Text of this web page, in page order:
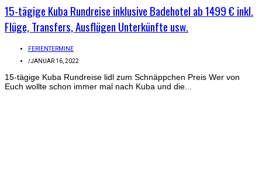
15-tägige Kuba Rundreise inklusive Badehotel ab 1499 € inkl.
Flüge, Transfers, Ausflügen Unterkünfte usw.
FERIENTERMINE
/JANUAR 16, 2022
15-tägige Kuba Rundreise lidl zum Schnäppchen Preis Wer von
Euch wollte schon immer mal nach Kuba und die...